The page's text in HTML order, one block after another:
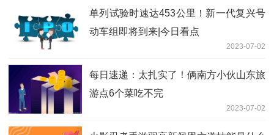
单列试验时速达453公里！新一代复兴号
动车组即将到来|今日看点
2023-07-02
每日速递：太扎实了！俩南方小伙山东旅
游点6个菜吃不完
2023-07-02